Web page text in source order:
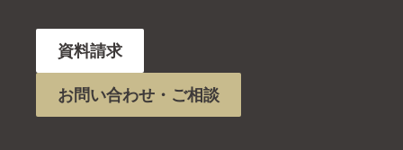
資料請求
お問い合わせ・ご相談